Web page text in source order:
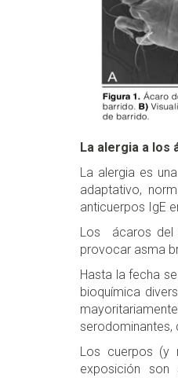
La alergia a los
La alergia es
adaptativo,
anticuerpos IgE
Los ácaros del
provocar asma
Hasta la fecha
bioquímica
serodominantes,
Los cuerpos (y
exposición